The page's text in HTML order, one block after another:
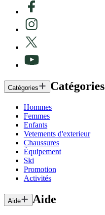
Catégories Catégories
Hommes
Femmes
Enfants
Vetements d'exterieur
Chaussures
Équipement
Ski
Promotion
Activités
Aide Aide